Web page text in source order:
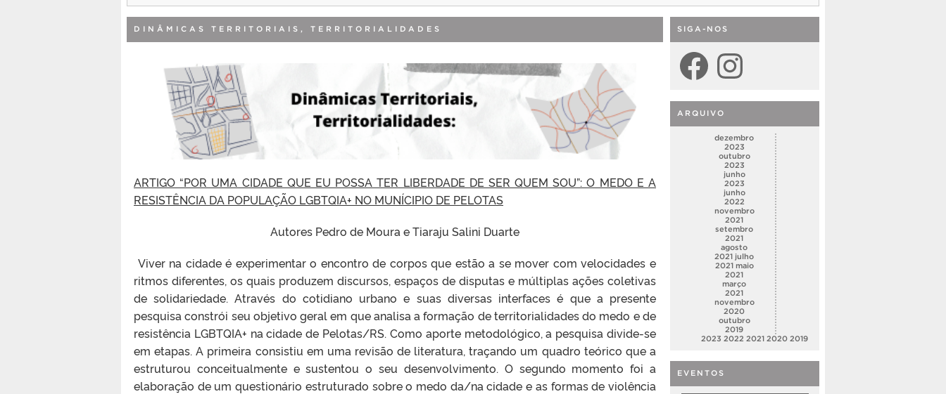
DINÂMICAS TERRITORIAIS, TERRITORIALIDADES
ARTIGO “POR UMA CIDADE QUE EU POSSA TER LIBERDADE DE SER QUEM SOU”: O MEDO E A
RESISTÊNCIA DA POPULAÇÃO LGBTQIA+ NO MUNÍCIPIO DE PELOTAS
Autores Pedro de Moura e Tiaraju Salini Duarte
Viver na cidade é experimentar o encontro de corpos que estão a se mover com velocidades e
ritmos diferentes, os quais produzem discursos, espaços de disputas e múltiplas ações coletivas
de solidariedade. Através do cotidiano urbano e suas diversas interfaces é que a presente
pesquisa constrói seu objetivo geral em que analisa a formação de territorialidades do medo e de
resistência LGBTQIA+ na cidade de Pelotas/RS. Como aporte metodológico, a pesquisa divide-se
em etapas. A primeira consistiu em uma revisão de literatura, traçando um quadro teórico que a
estruturou conceitualmente e sustentou o seu desenvolvimento. O segundo momento foi a
elaboração de um questionário estruturado sobre o medo da/na cidade e as formas de violência
SIGA-NOS
Facebook Instagram
ARQUIVO
dezembro
2023
outubro
2023
junho
2023
junho
2022
novembro
2021
setembro
2021
agosto
2021 julho
2021 maio
2021
março
2021
novembro
2020
outubro
2019
2023 2022 2021 2020 2019
EVENTOS